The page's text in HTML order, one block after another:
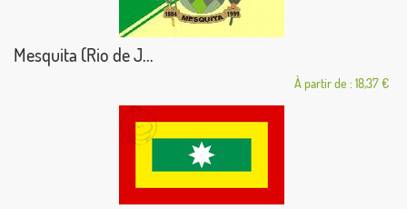
Mesquita (Rio de J...
À partir de : 18,37 €